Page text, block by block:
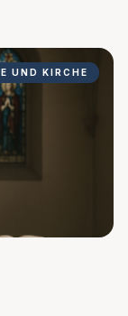
UND KIRCHE